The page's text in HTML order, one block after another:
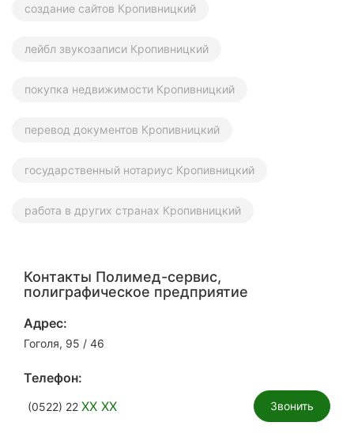
создание сайтов Кропивницкий
лейбл звукозаписи Кропивницкий
покупка недвижимости Кропивницкий
перевод документов Кропивницкий
государственный нотариус Кропивницкий
работа в других странах Кропивницкий
Контакты Полимед-сервис,
полиграфическое предприятие
Адрес:
Гоголя, 95 / 46
Телефон:
(0522) 22 XX XX Звонить